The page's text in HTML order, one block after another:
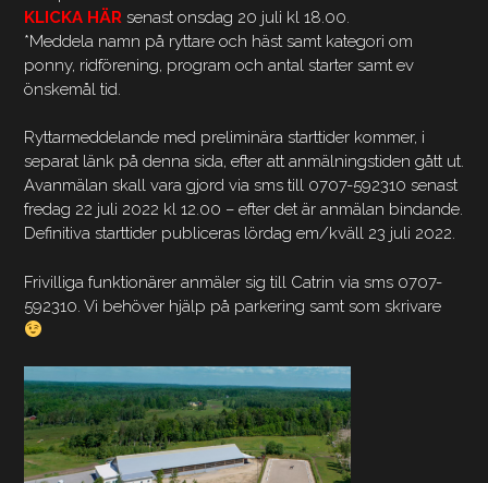
KLICKA HÄR senast onsdag 20 juli kl 18.00.
*Meddela namn på ryttare och häst samt kategori om
ponny, ridförening, program och antal starter samt ev
önskemål tid.
Ryttarmeddelande med preliminära starttider kommer, i
separat länk på denna sida, efter att anmälningstiden gått ut.
Avanmälan skall vara gjord via sms till 0707-592310 senast
fredag 22 juli 2022 kl 12.00 – efter det är anmälan bindande.
Definitiva starttider publiceras lördag em/kväll 23 juli 2022.
Frivilliga funktionärer anmäler sig till Catrin via sms 0707-
592310. Vi behöver hjälp på parkering samt som skrivare